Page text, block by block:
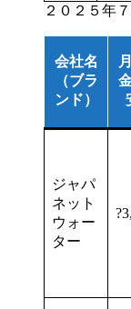
２０２５年
会社名
（ブラ
ンド）
ジャパ
ネット
ウォー
ター